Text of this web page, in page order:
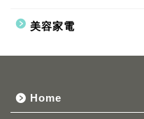
美容家電
Home